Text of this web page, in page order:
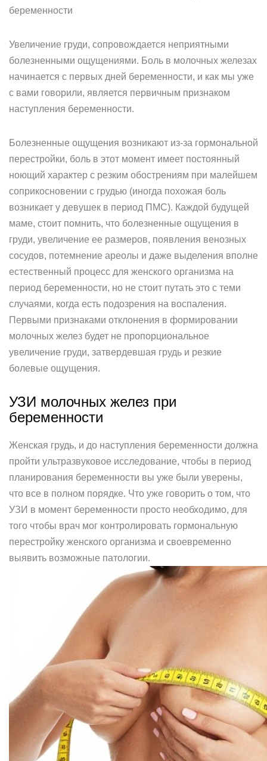
беременности
Увеличение груди, сопровождается неприятными
болезненными ощущениями. Боль в молочных железах
начинается с первых дней беременности, и как мы уже
с вами говорили, является первичным признаком
наступления беременности.
Болезненные ощущения возникают из-за гормональной
перестройки, боль в этот момент имеет постоянный
ноющий характер с резким обострениям при малейшем
соприкосновении с грудью (иногда похожая боль
возникает у девушек в период ПМС). Каждой будущей
маме, стоит помнить, что болезненные ощущения в
груди, увеличение ее размеров, появления венозных
сосудов, потемнение ареолы и даже выделения вполне
естественный процесс для женского организма на
период беременности, но не стоит путать это с теми
случаями, когда есть подозрения на воспаления.
Первыми признаками отклонения в формировании
молочных желез будет не пропорциональное
увеличение груди, затвердевшая грудь и резкие
болевые ощущения.
УЗИ молочных желез при
беременности
Женская грудь, и до наступления беременности должна
пройти ультразвуковое исследование, чтобы в период
планирования беременности вы уже были уверены,
что все в полном порядке. Что уже говорить о том, что
УЗИ в момент беременности просто необходимо, для
того чтобы врач мог контролировать гормональную
перестройку женского организма и своевременно
выявить возможные патологии.